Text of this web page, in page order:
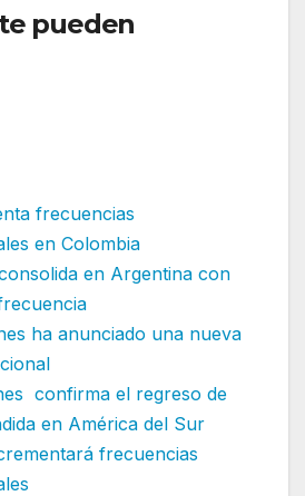
pueden
frecuencias
en Colombia
en Argentina con
ha anunciado una nueva
confirma el regreso de
en América del Sur
frecuencias